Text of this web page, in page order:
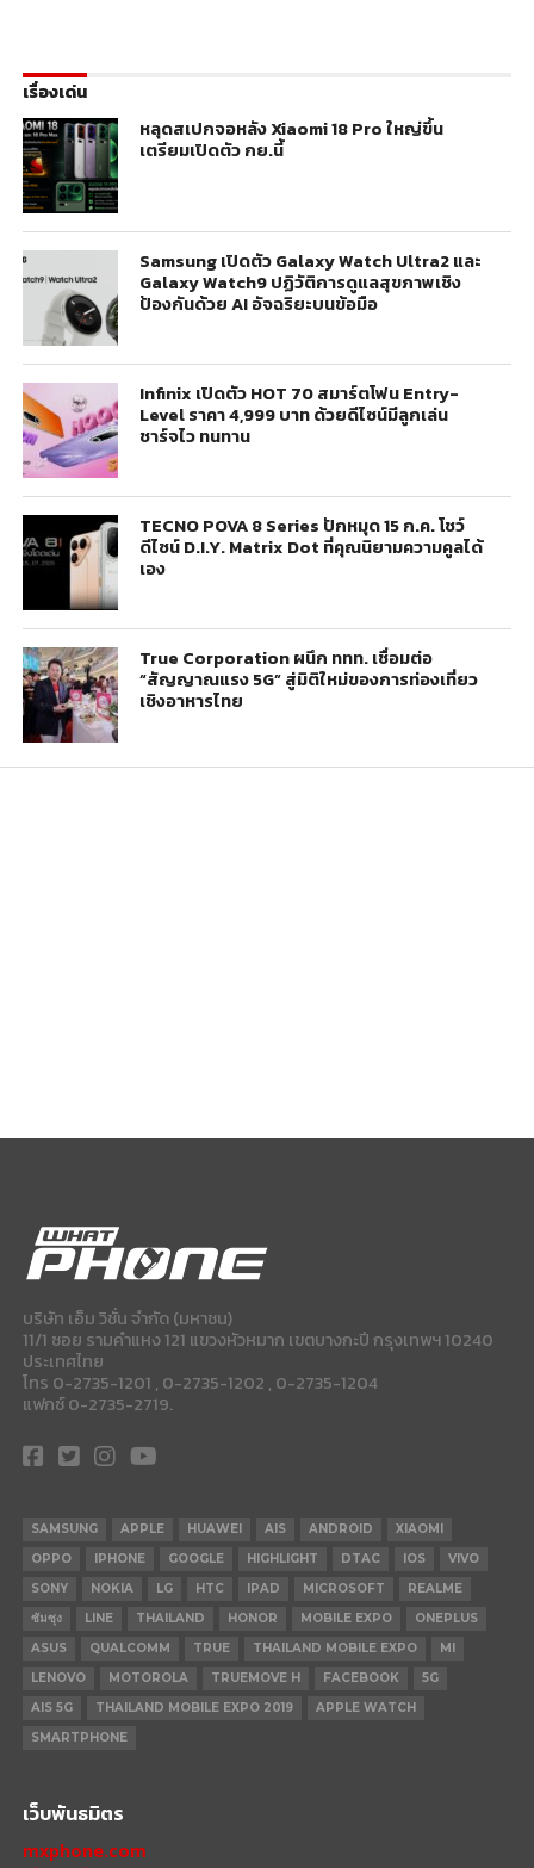
เรื่องเด่น
หลุดสเปกจอหลัง Xiaomi 18 Pro ใหญ่ขึ้น
เตรียมเปิดตัว กย.นี้
Samsung เปิดตัว Galaxy Watch Ultra2 และ
Galaxy Watch9 ปฏิวัติการดูแลสุขภาพเชิง
ป้องกันด้วย AI อัจฉริยะบนข้อมือ
Infinix เปิดตัว HOT 70 สมาร์ตโฟน Entry-
Level ราคา 4,999 บาท ด้วยดีไซน์มีลูกเล่น
ชาร์จไว ทนทาน
TECNO POVA 8 Series ปักหมุด 15 ก.ค. โชว์
ดีไซน์ D.I.Y. Matrix Dot ที่คุณนิยามความคูลได้
เอง
True Corporation ผนึก ททท. เชื่อมต่อ
“สัญญาณแรง 5G” สู่มิติใหม่ของการท่องเที่ยว
เชิงอาหารไทย
บริษัท เอ็ม วิชั่น จำกัด (มหาชน)
11/1 ซอย รามคำแหง 121 แขวงหัวหมาก เขตบางกะปี กรุงเทพฯ 10240
ประเทศไทย
โทร 0-2735-1201 , 0-2735-1202 , 0-2735-1204
แฟกซ์ 0-2735-2719.
SAMSUNG APPLE HUAWEI AIS ANDROID
XIAOMI
OPPO
IPHONE GOOGLE HIGHLIGHT DTAC IOS
VIVO
SONY
NOKIA LG HTC IPAD MICROSOFT
REALME
ซัมซุง
LINE THAILAND HONOR MOBILE EXPO
ONEPLUS
ASUS
QUALCOMM TRUE THAILAND MOBILE EXPO
MI
LENOVO
MOTOROLA TRUEMOVE H FACEBOOK
5G
AIS 5G
THAILAND MOBILE EXPO 2019
APPLE WATCH
SMARTPHONE
เว็บพันธมิตร
mxphone.com